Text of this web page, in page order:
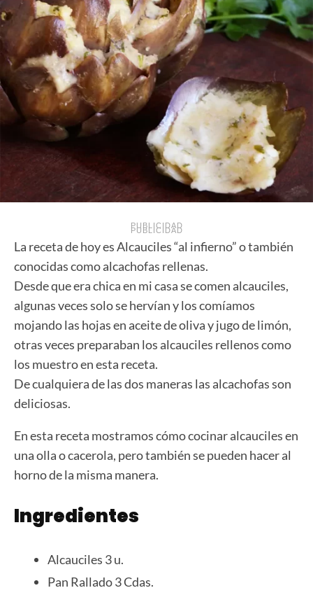
PUBLICIDAD
PUBLICIDAD
La receta de hoy es Alcauciles “al infierno” o también
conocidas como alcachofas rellenas.
Desde que era chica en mi casa se comen alcauciles,
algunas veces solo se hervían y los comíamos
mojando las hojas en aceite de oliva y jugo de limón,
otras veces preparaban los alcauciles rellenos como
los muestro en esta receta.
De cualquiera de las dos maneras las alcachofas son
deliciosas.
En esta receta mostramos cómo cocinar alcauciles en
una olla o cacerola, pero también se pueden hacer al
horno de la misma manera.
Ingredientes
Alcauciles 3 u.
Pan Rallado 3 Cdas.